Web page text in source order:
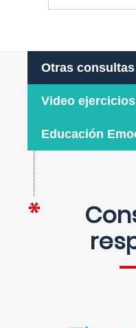
Otras consultas
Video ejercicios
Educación